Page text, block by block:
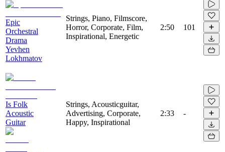
Epic
Orchestral
Drama
Yevhen
Lokhmatov
Strings, Piano, Filmscore,
Horror, Corporate, Film,
Inspirational, Energetic
2:50 101
Is Folk
Acoustic
Guitar
Strings, Acousticguitar,
Advertising, Corporate,
Happy, Inspirational
2:33 -